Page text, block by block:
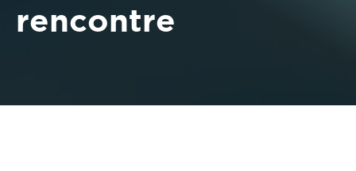
rencontre